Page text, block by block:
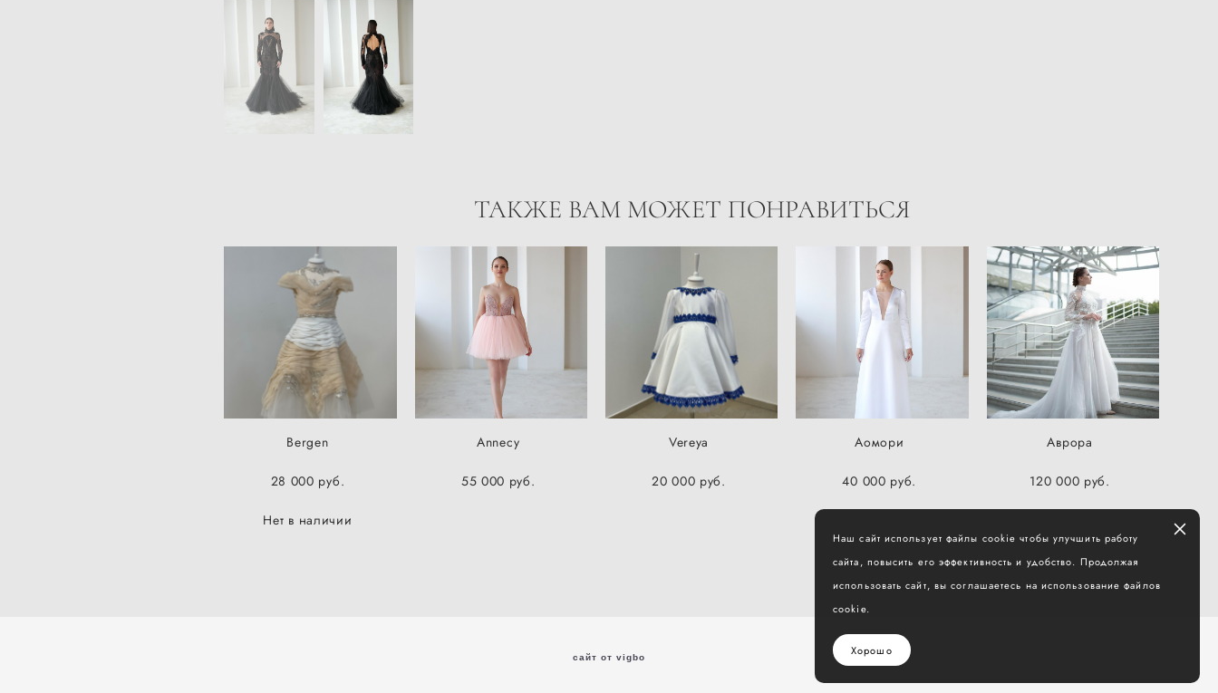
ТАКЖЕ ВАМ МОЖЕТ ПОНРАВИТЬСЯ
Bergen
28 000 pуб.
Нет в наличии
Annecy
55 000 pуб.
Vereya
20 000 pуб.
Аомори
40 000 pуб.
Аврора
120 000 pуб.
сайт от vigbo
Наш сайт использует файлы cookie чтобы улучшить работу
сайта, повысить его эффективность и удобство. Продолжая
использовать сайт, вы соглашаетесь на использование файлов
cookie.
Хорошо